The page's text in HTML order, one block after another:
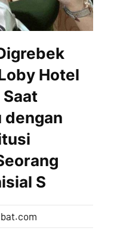
Hotel
dengan
S